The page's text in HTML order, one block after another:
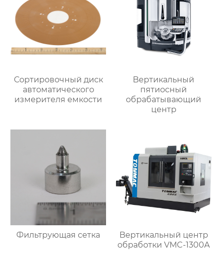
Сортировочный диск
автоматического
измерителя емкости
Bертикальный
пятиосный
обрабатывающий
центр
Фильтрующая сетка
Bертикальный центр
обработки VMC-1300A